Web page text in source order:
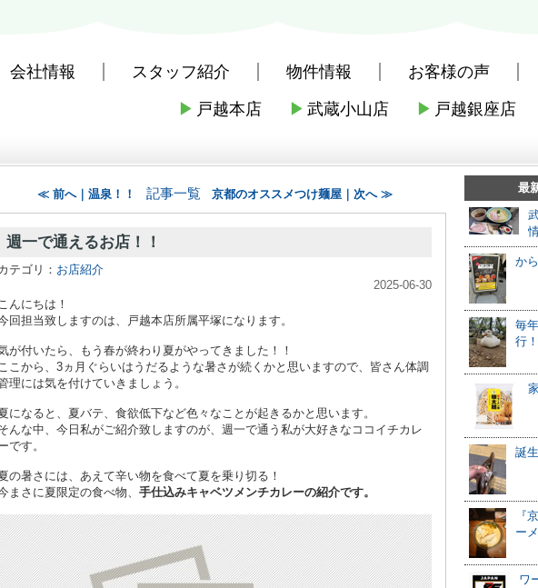
会社情報 スタッフ紹介 物件情報 お客様の声
▶ 戸越本店 ▶ 武蔵小山店 ▶ 戸越銀座店
株式会社三友社 本店のブログ記事一覧 週一で通えるお店！！
≪ 前へ｜温泉！！ 記事一覧 京都のオススメつけ麺屋｜次へ ≫
週一で通えるお店！！
テゴリ： お店紹介
2025-06-30
んにちは！
回担当致しますのは、戸越本店所属平塚になります。
が付いたら、もう春が終わり夏がやってきました！！
こから、3ヵ月ぐらいはうだるような暑さが続くかと思いますので、皆さん体調
理には気を付けていきましょう。
になると、夏バテ、食欲低下など色々なことが起きるかと思います。
んな中、今日私がご紹介致しますのが、週一で通う私が大好きなココイチカレ
です。
の暑さには、あえて辛い物を食べて夏を乗り切る！
まさに夏限定の食べ物、 手仕込みキャベツメンチカレーの紹介です。
最
か
毎
行！
誕
『
ー
ワ